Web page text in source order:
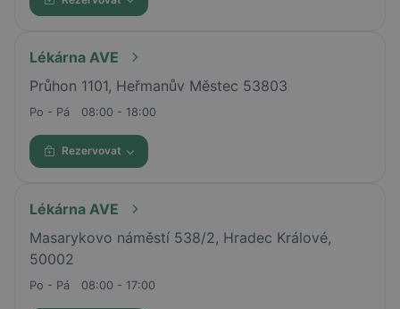
Lékárna AVE
Průhon 1101, Heřmanův Městec 53803
Po - Pá 08:00 - 18:00
Rezervovat
Lékárna AVE
Masarykovo náměstí 538/2, Hradec Králové,
50002
Po - Pá 08:00 - 17:00